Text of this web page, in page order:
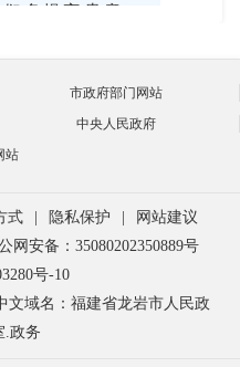
多提宝贵意
根据国务院、
会部署要求，
会部署5月份
份开展全市安
市政府部门网站
中央人民政府
站
式 隐私保护
网站建议
网安备：35080202350889号
号-10
文域名：福建省龙岩市人民政
.政务